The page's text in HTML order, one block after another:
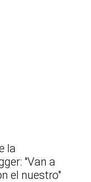
la
"Van a
el nuestro"